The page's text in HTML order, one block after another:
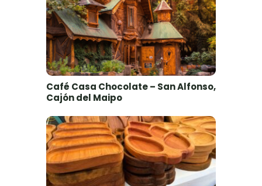
Café Casa Chocolate – San Alfonso,
Cajón del Maipo